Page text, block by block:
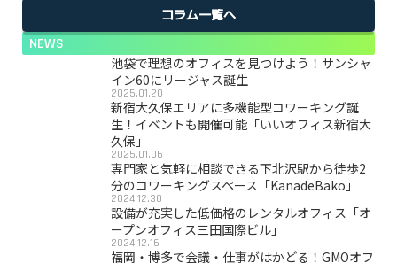
コラム一覧へ
NEWS
池袋で理想のオフィスを見つけよう！サンシャ
イン60にリージャス誕生
2025.01.20
新宿大久保エリアに多機能型コワーキング誕
生！イベントも開催可能「いいオフィス新宿大
久保」
2025.01.06
専門家と気軽に相談できる下北沢駅から徒歩2
分のコワーキングスペース「KanadeBako」
2024.12.30
設備が充実した低価格のレンタルオフィス「オ
ープンオフィス三田国際ビル」
2024.12.16
福岡・博多で会議・仕事がはかどる！GMOオフ